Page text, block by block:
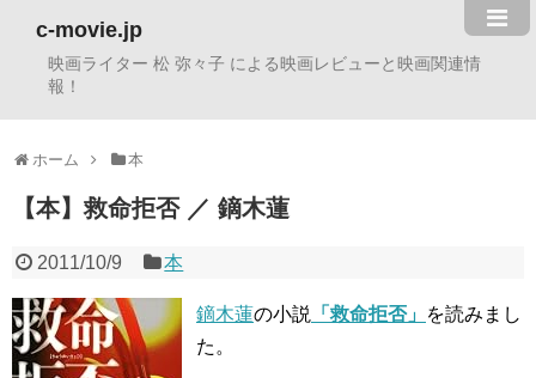
c-movie.jp
映画ライター 松 弥々子 による映画レビューと映画関連情
報！
ホーム 本
【本】救命拒否 ／ 鏑木蓮
2011/10/9 本
鏑木蓮の小説 「救命拒否」 を読みまし
た。